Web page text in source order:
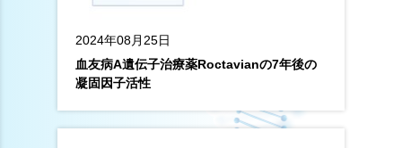
2024年08月25日
血友病A遺伝子治療薬Roctavianの7年後の
凝固因子活性